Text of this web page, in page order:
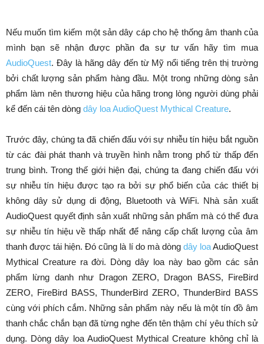
Nếu muốn tìm kiếm một sản dây cáp cho hệ thống âm thanh của
mình bạn sẽ nhận được phần đa sự tư vấn hãy tìm mua
AudioQuest. Đây là hãng dây đến từ Mỹ nổi tiếng trên thị trường
bởi chất lượng sản phẩm hàng đầu. Một trong những dòng sản
phẩm làm nên thương hiệu của hãng trong lòng người dùng phải
kể đến cái tên dòng dây loa AudioQuest Mythical Creature.
Trước đây, chúng ta đã chiến đấu với sự nhiễu tín hiệu bắt nguồn
từ các đài phát thanh và truyền hình nằm trong phổ từ thấp đến
trung bình. Trong thế giới hiện đại, chúng ta đang chiến đấu với
sự nhiễu tín hiệu được tạo ra bởi sự phổ biến của các thiết bị
không dây sử dụng di động, Bluetooth và WiFi. Nhà sản xuất
AudioQuest quyết định sản xuất những sản phẩm mà có thể đưa
sự nhiễu tín hiệu về thấp nhất để nâng cấp chất lượng của âm
thanh được tái hiện. Đó cũng là lí do mà dòng dây loaAudioQuest
Mythical Creature ra đời. Dòng dây loa này bao gồm các sản
phẩm lừng danh như Dragon ZERO, Dragon BASS, FireBird
ZERO, FireBird BASS, ThunderBird ZERO, ThunderBird BASS
cùng với phích cắm. Những sản phẩm này nếu là một tín đồ âm
thanh chắc chắn bạn đã từng nghe đến tên thậm chí yêu thích sử
dụng. Dòng dây loa AudioQuest Mythical Creature không chỉ là